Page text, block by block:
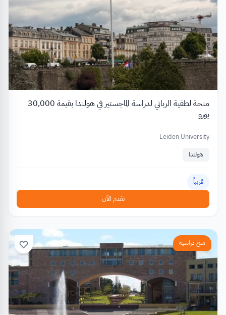
منحة لطفية الرباني لدراسة الماجستير في هولندا بقيمة 30,000
يورو
Leiden University
هولندا
قريباً
تقدم الآن
منح دراسية